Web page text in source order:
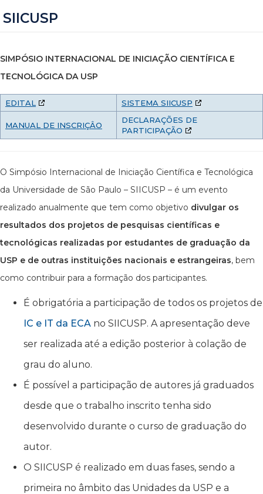
SIICUSP
SIMPÓSIO INTERNACIONAL DE INICIAÇÃO CIENTÍFICA E
TECNOLÓGICA DA USP
EDITAL SISTEMA SIICUSP
MANUAL DE INSCRIÇÂO
DECLARAÇÕES DE
PARTICIPAÇÃO
O Simpósio Internacional de Iniciação Científica e Tecnológica
da Universidade de São Paulo – SIICUSP – é um evento
realizado anualmente que tem como objetivo divulgar os
resultados dos projetos de pesquisas científicas e
tecnológicas realizadas por estudantes de graduação da
USP e de outras instituições nacionais e estrangeiras, bem
como contribuir para a formação dos participantes.
É obrigatória a participação de todos os projetos de
IC e IT da ECA no SIICUSP. A apresentação deve
ser realizada até a edição posterior à colação de
grau do aluno.
É possível a participação de autores já graduados
desde que o trabalho inscrito tenha sido
desenvolvido durante o curso de graduação do
autor.
O SIICUSP é realizado em duas fases, sendo a
primeira no âmbito das Unidades da USP e a